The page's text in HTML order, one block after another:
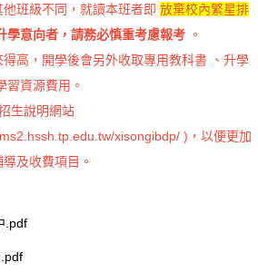
他班級不同，就讀本班者即 放棄校內繁星排
學意向者，請務必慎重考慮報考 。
得高，開學後會另外收取專用教科書 、升學
習資源費用。
生說明網站
xisongibdp/ ) ，以便更加
及收費項目。
.pdf